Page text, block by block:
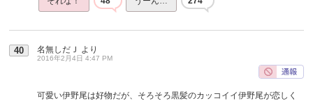
40 名無しだＪ より
2016年2月4日 4:47 PM
可愛い伊野尾は好物だが、そろそろ黒髪のカッコイイ伊野尾が恋しく